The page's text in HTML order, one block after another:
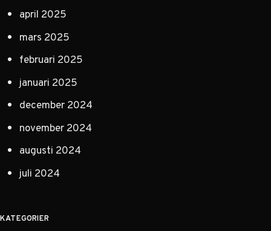
april 2025
mars 2025
februari 2025
januari 2025
december 2024
november 2024
augusti 2024
juli 2024
KATEGORIER